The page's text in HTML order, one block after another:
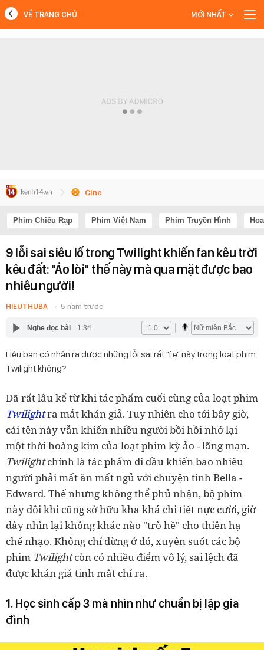
VỀ TRANG CHỦ MỚI NHẤT
Cine
Phim Chiếu Rạp Phim Việt Nam Phim Truyền Hình
9 lỗi sai siêu lố trong Twilight khiến fan kêu trời
kêu đất: "Ảo lòi" thế này mà qua mặt được bao
nhiêu người!
HIEUTHUBA 5 năm trước
Nghe đọc bài 1:34
Liệu bạn có nhận ra được những lỗi sai rất "í ẹ" này trong loạt phim
Twilight không?
Đã rất lâu kể từ khi tác phẩm cuối cùng của loạt phim
Twilightra mắt khán giả. Tuy nhiên cho tới bây giờ,
cái tên này vẫn khiến nhiều người bồi hồi nhớ lại
một thời hoàng kim của loạt phim kỳ ảo - lãng mạn.
Twilightchính là tác phẩm đi đầu khiến bao nhiêu
người phải mất ăn mất ngủ với chuyện tình Bella -
Edward. Thế nhưng không thể phủ nhận, bộ phim
này đôi khi cũng sở hữu kha khá chi tiết nực cười, giờ
đây nhìn lại không khác nào "trò hề" cho thiên hạ
chế nhạo. Không chỉ dừng ở đó, xuyên suốt các bộ
phim Twilightcòn có nhiều điểm vô lý, sai lệch đã
được khán giả tinh mắt chỉ ra.
1. Học sinh cấp 3 mà nhìn như chuẩn bị lập gia
đình